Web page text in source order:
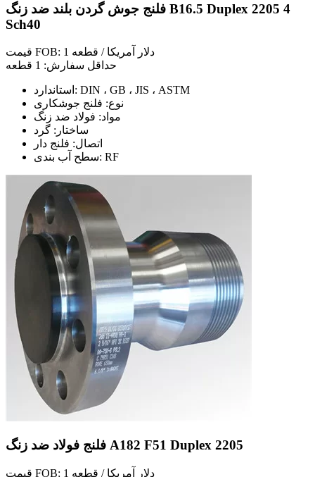
فلنج جوش گردن بلند ضد زنگ B16.5 Duplex 2205 4
Sch40
قیمت FOB: 1 دلار آمریکا / قطعه
حداقل سفارش: 1 قطعه
استاندارد: DIN ، GB ، JIS ، ASTM
نوع: فلنج جوشکاری
مواد: فولاد ضد زنگ
ساختار: گرد
اتصال: فلنج دار
سطح آب بندی: RF
فلنج فولاد ضد زنگ A182 F51 Duplex 2205
قیمت FOB: 1 دلار آمریکا / قطعه